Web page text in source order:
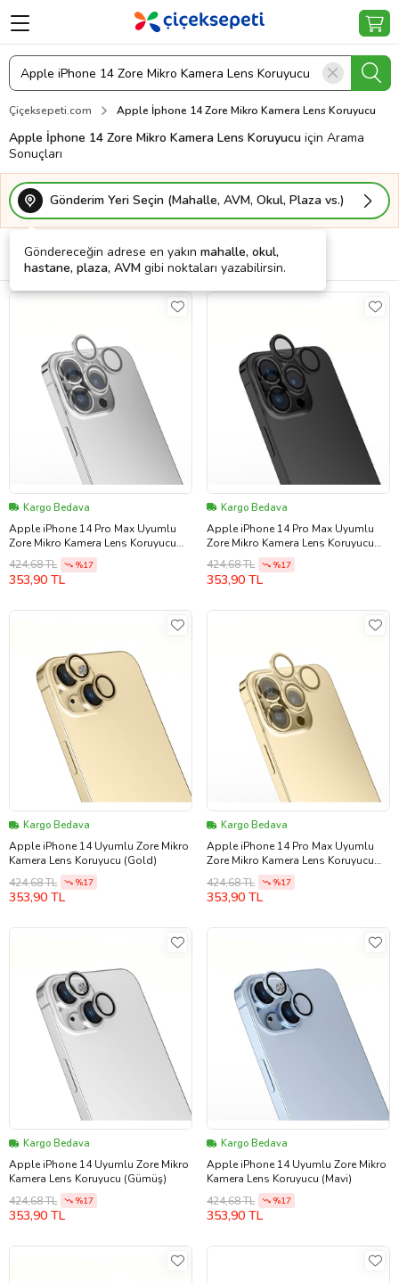
Çiçeksepeti.com Apple İphone 14 Zore Mikro Kamera Lens Koruyucu
Apple İphone 14 Zore Mikro Kamera Lens Koruyucu için Arama
Sonuçları
Gönderim Yeri Seçin (Mahalle, AVM, Okul, Plaza vs.)
Göndereceğin adrese en yakın mahalle, okul,
hastane, plaza, AVM gibi noktaları yazabilirsin.
Filtrele Sırala Kargo Bedava
Kargo Bedava
Apple iPhone 14 Pro Max Uyumlu
Zore Mikro Kamera Lens Koruyucu
(Gümüş)
424,68 TL %17
353,90 TL
Kargo Bedava
Apple iPhone 14 Pro Max Uyumlu
Zore Mikro Kamera Lens Koruyucu
(Siyah)
424,68 TL %17
353,90 TL
Kargo Bedava
Apple iPhone 14 Uyumlu Zore Mikro
Kamera Lens Koruyucu (Gold)
424,68 TL
%17
353,90 TL
Kargo Bedava
Apple iPhone 14 Pro Max Uyumlu
Zore Mikro Kamera Lens Koruyucu
(Gold)
424,68 TL %17
353,90 TL
Kargo Bedava
Apple iPhone 14 Uyumlu Zore Mikro
Kamera Lens Koruyucu (Gümüş)
424,68 TL
%17
353,90 TL
Kargo Bedava
Apple iPhone 14 Uyumlu Zore Mikro
Kamera Lens Koruyucu (Mavi)
424,68 TL
%17
353,90 TL